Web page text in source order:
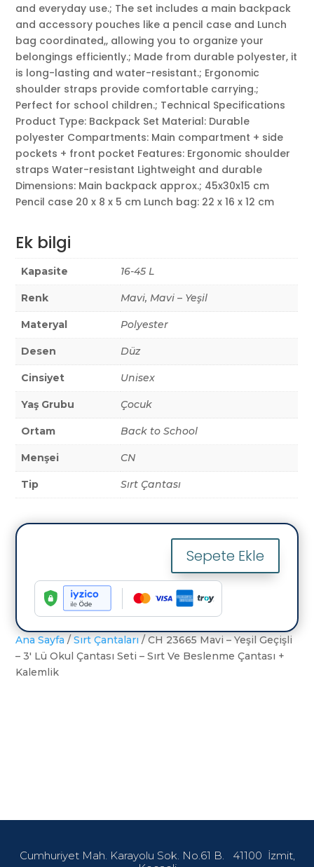
and everyday use.; The set includes a main backpack
and accessory pouches like a pencil case and Lunch
bag coordinated,, allowing you to organize your
belongings efficiently.; Made from durable polyester, it
is long-lasting and water-resistant.; Ergonomic
shoulder straps provide comfortable carrying.;
Perfect for school children.; Technical Specifications
Product Type: Backpack Set Material: Durable
polyester Compartments: Main compartment + side
pockets + front pocket Features: Ergonomic shoulder
straps Water-resistant Lightweight and durable
Dimensions: Main backpack approx.; 45x30x15 cm
Pencil case 20 x 8 x 5 cm Lunch bag: 22 x 16 x 12 cm
Ek bilgi
Kapasite 16-45 L
Renk Mavi, Mavi – Yeşil
Materyal Polyester
Desen Düz
Cinsiyet Unisex
Yaş Grubu Çocuk
Ortam Back to School
Menşei CN
Tip Sırt Çantası
23665
Mavi
Geçişli
-
Çantası
Kalemlik
Sepete Ekle
Ana Sayfa /Sırt Çantaları / CH 23665 Mavi – Yeşil Geçişli
– 3′ Lü Okul Çantası Seti – Sırt Ve Beslenme Çantası +
Kalemlik
Cumhuriyet Mah. Karayolu Sok. No.61 B. 41100 İzmit,